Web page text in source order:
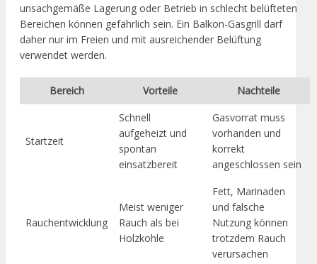
unsachgemäße Lagerung oder Betrieb in schlecht belüfteten
Bereichen können gefährlich sein. Ein Balkon-Gasgrill darf
daher nur im Freien und mit ausreichender Belüftung
verwendet werden.
Bereich Vorteile Nachteile
Startzeit
Schnell
aufgeheizt und
spontan
einsatzbereit
Gasvorrat muss
vorhanden und
korrekt
angeschlossen sein
Rauchentwicklung
Meist weniger
Rauch als bei
Holzkohle
Fett, Marinaden
und falsche
Nutzung können
trotzdem Rauch
verursachen